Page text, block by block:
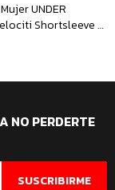
UNDER
Shortsleeve -
NO PERDERTE
SUSCRIBIRME